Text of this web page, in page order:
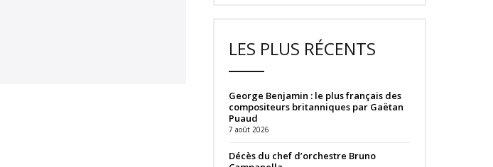
LES PLUS RÉCENTS
George Benjamin : le plus français des
compositeurs britanniques par Gaëtan
Puaud
7 août 2026
Décès du chef d’orchestre Bruno